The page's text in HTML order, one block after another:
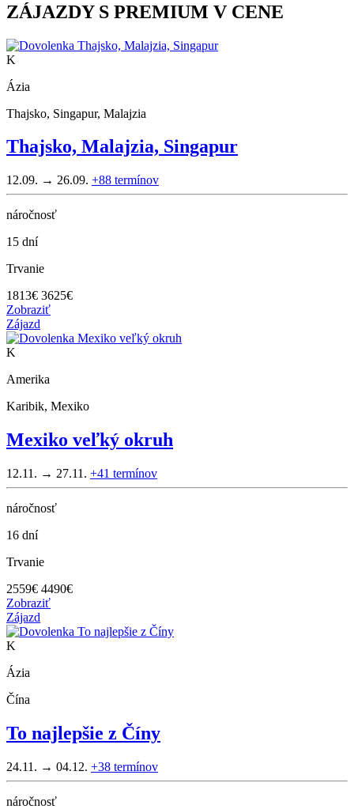
ZÁJAZDY S PREMIUM V CENE
K
Ázia
Thajsko, Singapur, Malajzia
Thajsko, Malajzia, Singapur
12.09. → 26.09. +88 termínov
náročnosť
15 dní
Trvanie
1813€ 3625€
Zobraziť
Zájazd
K
Amerika
Karibik, Mexiko
Mexiko veľký okruh
12.11. → 27.11. +41 termínov
náročnosť
16 dní
Trvanie
2559€ 4490€
Zobraziť
Zájazd
K
Ázia
Čína
To najlepšie z Číny
24.11. → 04.12. +38 termínov
náročnosť